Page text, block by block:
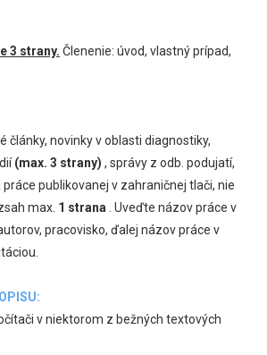
3 strany. Členenie: úvod, vlastný prípad,
články, novinky v oblasti diagnostiky,
(max. 3 strany) , správy z odb. podujatí,
publikovanej v zahraničnej tlači, nie
max. 1 strana . Uveďte názov práce v
pracovisko, ďalej názov práce v
v niektorom z bežných textových